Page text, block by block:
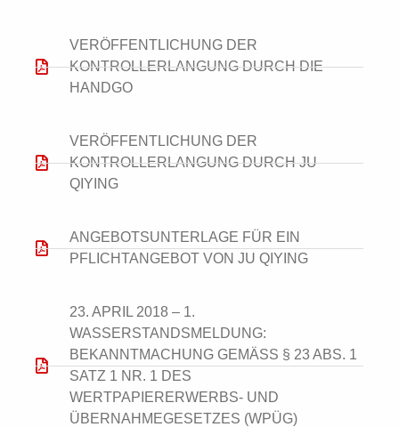
VERÖFFENTLICHUNG DER
KONTROLLERLANGUNG DURCH DIE
HANDGO
VERÖFFENTLICHUNG DER
KONTROLLERLANGUNG DURCH JU
QIYING
ANGEBOTSUNTERLAGE FÜR EIN
PFLICHTANGEBOT VON JU QIYING
23. APRIL 2018 – 1.
WASSERSTANDSMELDUNG:
BEKANNTMACHUNG GEMÄSS § 23 ABS. 1 S
ATZ 1 NR. 1 DES W
ERTPAPIERERWERBS- UND Ü
BERNAHMEGESETZES (WPÜG)